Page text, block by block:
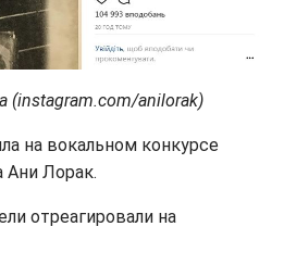
(instagram.com/anilorak)
на вокальном конкурсе
Ани Лорак.
отреагировали на